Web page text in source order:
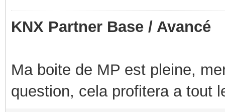
KNX Partner Base / Avancé
Ma boite de MP est pleine,
question, cela profitera a tout